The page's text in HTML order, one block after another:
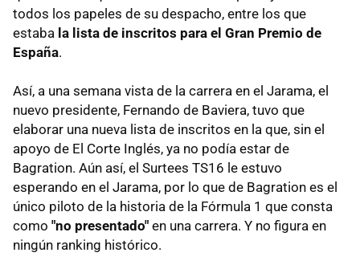
todos los papeles de su despacho, entre los que
estaba la lista de inscritos para el Gran Premio de
España.
Así, a una semana vista de la carrera en el Jarama, el
nuevo presidente, Fernando de Baviera, tuvo que
elaborar una nueva lista de inscritos en la que, sin el
apoyo de El Corte Inglés, ya no podía estar de
Bagration. Aún así, el Surtees TS16 le estuvo
esperando en el Jarama, por lo que de Bagration es el
único piloto de la historia de la Fórmula 1 que consta
como "no presentado" en una carrera. Y no figura en
ningún ranking histórico.